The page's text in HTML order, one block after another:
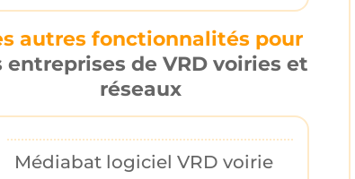
autres fonctionnalités pour
entreprises de VRD voiries et
réseaux
Médiabat logiciel VRD voirie